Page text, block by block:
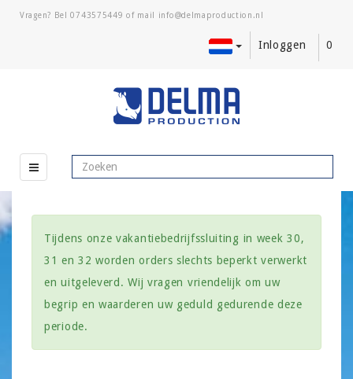
Vragen? Bel0743575449 of mail
Inloggen 0
Tijdens onze vakantiebedrijfssluiting in week 30,
31 en 32 worden orders slechts beperkt verwerkt
en uitgeleverd. Wij vragen vriendelijk om uw
begrip en waarderen uw geduld gedurende deze
periode.